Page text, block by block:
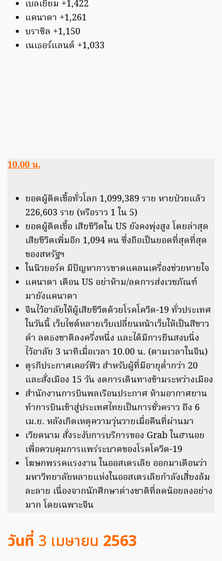
เบลเยียม +1,422
แคนาดา +1,261
บราซิล +1,150
เนเธอร์แลนด์ +1,033
10.00 น.
ยอดผู้ติดเชื้อทั่วโลก 1,099,389 ราย หายป่วยแล้ว
226,603 ราย (หรือราว 1 ใน 5)
ยอดผู้ติดเชื้อ เสียชีวิตใน US ยังคงพุ่งสูง โดยล่าสุด
เสียชีวิตเพิ่มอีก 1,094 คน ซึ่งถือเป็นยอดที่สุดที่สุด
ของสหรัฐฯ
ในนิวยอร์ค มีปัญหาการขาดแคลนเครื่องช่วยหายใจ
แคนาดา เตือน US อย่าห้าม/ลดการส่งเวชภัณฑ์
มายังแคนาดา
จีนไว้อาลัยให้ผู้เสียชีวิตด้วยโรคโควิด-19 ทั่วประเทศ
ในวันนี้ เว็บไซต์หลายเว็บเปลี่ยนหน้าเว็บให้เป็นสีขาว
ดำ ลดธงชาติลงครึ่งหนึ่ง และได้มีการยืนสงบนิ่ง
ไว้อาลัย 3 นาทีเมื่อเวลา 10.00 น. (ตามเวลาในจีน)
ตุรกีประกาศเคอร์ฟิว สำหรับผู้ที่มีอายุต่ำกว่า 20
และสั่งเมือง 15 วัน งดการเดินทางข้ามระหว่างเมือง
สำนักงานการบินพลเรือนประกาศ ห้ามอากาศยาน
ทำการบินเข้าสู่ประเทศไทยเป็นการชั่วคราว ถึง 6
เม.ย. หลังเกิดเหตุความวุ่นวายเมื่อคืนที่ผ่านมา
เวียดนาม สั่งระงับการบริการของ Grab ในฮานอย
เพื่อควบคุมการแพร่ระบาดของโรคโควิด-19
โฆษกพรรคแรงงาน ในออสเตรเลีย ออกมาเตือนว่า
มหาวิทยาลัยหลายแห่งในออสเตรเลียกำลังเสี่ยงล้ม
ละลาย เนื่องจากนักศึกษาต่างชาติที่ลดน้อยลงอย่าง
มาก โดยเฉพาะจีน
วันที่ 3 เมษายน 2563